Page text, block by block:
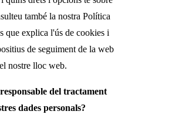
també la nostra Política
que explica l'ús de cookies i
de seguiment de la web
nostre lloc web.
del tractament
dades personals?